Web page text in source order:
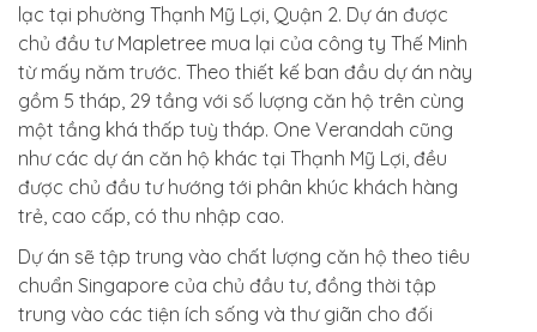
lạc tại phường Thạnh Mỹ Lợi, Quận 2. Dự án được
chủ đầu tư Mapletree mua lại của công ty Thế Minh
từ mấy năm trước. Theo thiết kế ban đầu dự án này
gồm 5 tháp, 29 tầng với số lượng căn hộ trên cùng
một tầng khá thấp tuỳ tháp. One Verandah cũng
như các dự án căn hộ khác tại Thạnh Mỹ Lợi, đều
được chủ đầu tư hướng tới phân khúc khách hàng
trẻ, cao cấp, có thu nhập cao.
Dự án sẽ tập trung vào chất lượng căn hộ theo tiêu
chuẩn Singapore của chủ đầu tư, đồng thời tập
trung vào các tiện ích sống và thư giãn cho đối